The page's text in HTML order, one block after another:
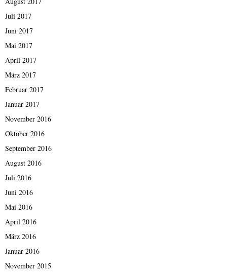
Juli 2017
Juni 2017
Mai 2017
April 2017
März 2017
Februar 2017
Januar 2017
November 2016
Oktober 2016
September 2016
August 2016
Juli 2016
Juni 2016
Mai 2016
April 2016
März 2016
Januar 2016
November 2015